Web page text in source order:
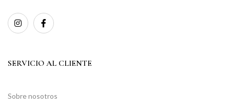
SERVICIO AL CLIENTE
Sobre nosotros